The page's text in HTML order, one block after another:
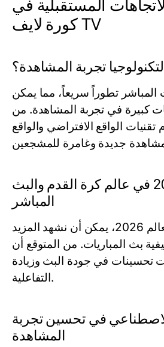
المستقبلية في
كورة لايف TV
تجربة المشاهدة؟
المباشر تطوراً سريعاً، مما يمكن
كبيرة في تجربة المشاهدة. من
تقنيات الواقع الافتراضي والواقع
اتجاهات 2026 في عالم كرة القدم والبث
المباشر
مع اقتراب كأس العالم 2026، يمكن أن نشهد المزيد
بث المباريات. من المتوقع أن
تحسينات في جودة البث وزيادة
التفاعلية.
في تحسين تجربة
المشاهدة